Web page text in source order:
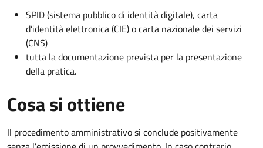
SPID (sistema pubblico di identità digitale), carta
d’identità elettronica (CIE) o carta nazionale dei servizi
(CNS)
tutta la documentazione prevista per la presentazione
della pratica.
Cosa si ottiene
Il procedimento amministrativo si conclude positivamente